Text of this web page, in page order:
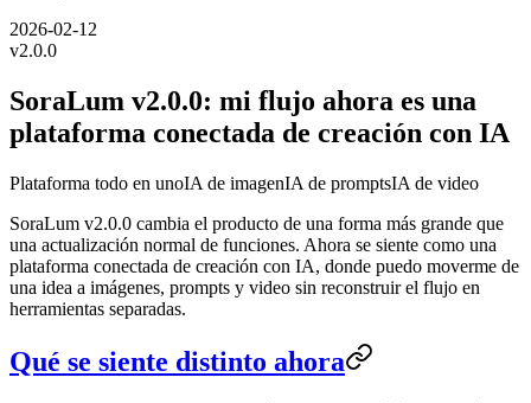
2026-02-12
v2.0.0
SoraLum v2.0.0: mi flujo ahora es una
plataforma conectada de creación con IA
Plataforma todo en unoIA de imagenIA de promptsIA de video
SoraLum v2.0.0 cambia el producto de una forma más grande que
una actualización normal de funciones. Ahora se siente como una
plataforma conectada de creación con IA, donde puedo moverme de
una idea a imágenes, prompts y video sin reconstruir el flujo en
herramientas separadas.
Qué se siente distinto ahora